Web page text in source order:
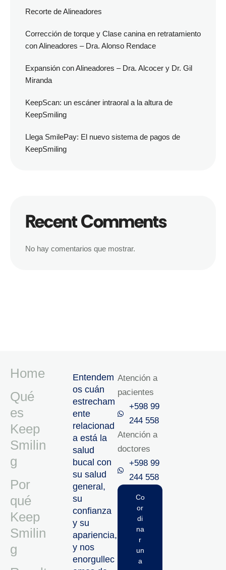
Recorte de Alineadores
Corrección de torque y Clase canina en retratamiento
con Alineadores – Dra. Alonso Rendace
Expansión con Alineadores – Dra. Alcocer y Dr. Gil
Miranda
KeepScan: un escáner intraoral a la altura de
KeepSmiling
Llega SmilePay: El nuevo sistema de pagos de
KeepSmiling
Recent Comments
No hay comentarios que mostrar.
Home
Qué
es
Keep
Smilin
g
Por
qué
Keep
Smilin
g
Entendem
os cuán
estrecham
ente
relacionad
a está la
salud
bucal con
su salud
general,
su
confianza
y su
apariencia,
y nos
enorgullec
Atención a
pacientes
+598 99
244 558
Atención a
doctores
+598 99
244 558‬‬
Co
or
di
na
r
un
a